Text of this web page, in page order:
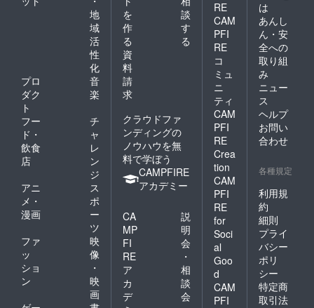
地
域
活
性
化
プロ
ダク
ト
音
楽
フー
ド・
飲食
店
チ
ャ
レ
ン
ジ
アニ
メ・
漫画
ス
ポ
ー
ツ
ファ
ッ
ショ
ン
映
像
・
映
画
を
作
る
談
す
る
資
料
請
求
クラウドファ
ンディングの
ノウハウを無
料で学ぼう
CAMPFIRE
アカデミー
CA
MP
FI
RE
ア
カ
デ
説
明
会
・
相
談
会
RE
CAM
PFI
RE
コ
ミュ
ニ
ティ
CAM
PFI
RE
Crea
tion
CAM
PFI
RE
for
Soci
al
Goo
d
CAM
PFI
は
あんし
ん・安
全への
取り組
み
ニュー
ス
ヘルプ
お問い
合わせ
各種規定
利用規
約
細則
プライ
バシー
ポリ
シー
特定商
取引法